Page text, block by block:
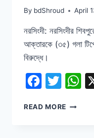
By bdShroud April
নরসিংদী: নরসিংদীর
আক্তারকে (৩৫) গলা
বিরুদ্ধে।
READ MORE শিবপুরে